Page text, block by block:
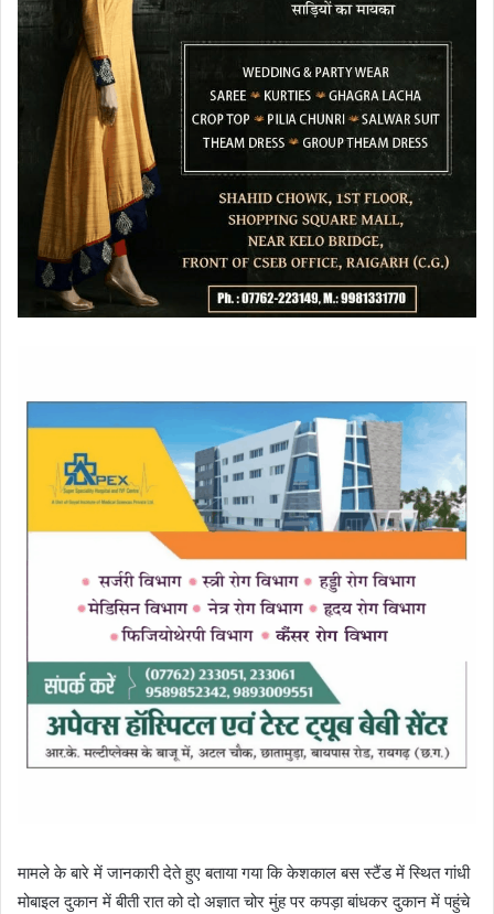
मामले के बारे में जानकारी देते हुए बताया गया कि केशकाल बस स्टैंड में स्थित गांधी
मोबाइल दुकान में बीती रात को दो अज्ञात चोर मुंह पर कपड़ा बांधकर दुकान में पहुंचे